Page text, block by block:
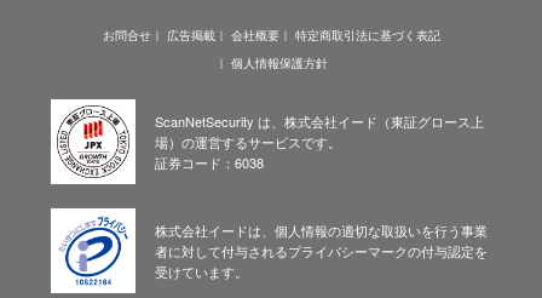
お問合せ 広告掲載 会社概要
特定商取引法に基づく表記
個人情報保護方針
ScanNetSecurity は、株式会社イード（東証グロース上
場）の運営するサービスです。
証券コード：6038
株式会社イードは、個人情報の適切な取扱いを行う事業
者に対して付与されるプライバシーマークの付与認定を
受けています。